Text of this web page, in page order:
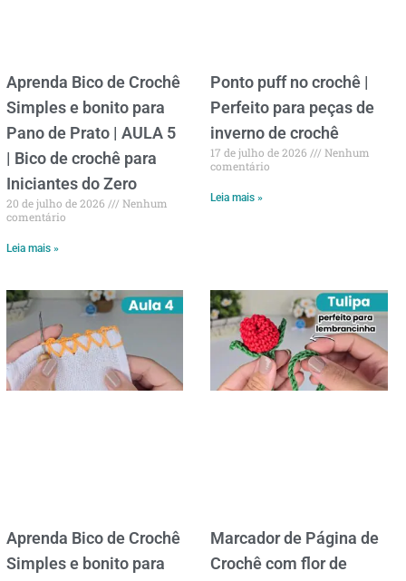
Aprenda Bico de Crochê
Simples e bonito para
Pano de Prato | AULA 5
| Bico de crochê para
Iniciantes do Zero
20 de julho de 2026
Nenhum
comentário
Leia mais »
Ponto puff no crochê |
Perfeito para peças de
inverno de crochê
17 de julho de 2026
Nenhum
comentário
Leia mais »
Aprenda Bico de Crochê
Simples e bonito para
Marcador de Página de
Crochê com flor de